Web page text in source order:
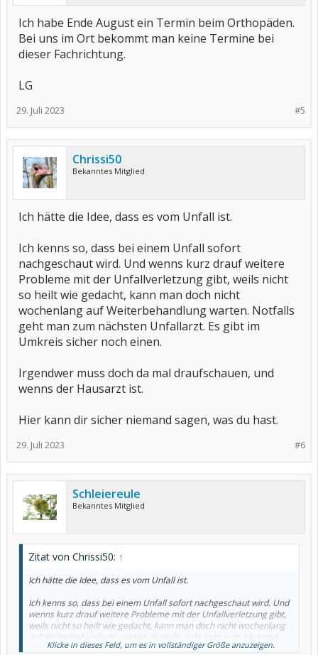
Ich habe Ende August ein Termin beim Orthopäden.
Bei uns im Ort bekommt man keine Termine bei
dieser Fachrichtung.
LG
#5
29. Juli 2023
Chrissi50
Bekanntes Mitglied
Ich hätte die Idee, dass es vom Unfall ist.
Ich kenns so, dass bei einem Unfall sofort
nachgeschaut wird. Und wenns kurz drauf weitere
Probleme mit der Unfallverletzung gibt, weils nicht
so heilt wie gedacht, kann man doch nicht
wochenlang auf Weiterbehandlung warten. Notfalls
geht man zum nächsten Unfallarzt. Es gibt im
Umkreis sicher noch einen.
Irgendwer muss doch da mal draufschauen, und
wenns der Hausarzt ist.
Hier kann dir sicher niemand sagen, was du hast.
#6
29. Juli 2023
Schleiereule
Bekanntes Mitglied
Zitat von Chrissi50: ↑
Ich hätte die Idee, dass es vom Unfall ist.
Ich kenns so, dass bei einem Unfall sofort nachgeschaut wird. Und
wenns kurz drauf weitere Probleme mit der Unfallverletzung gibt,
weils nicht so heilt wie gedacht, kann man doch nicht wochenlang
auf Weiterbehandlung warten. Notfalls geht man zum nächsten
Unfallarzt. Es gibt im Umkreis sicher noch einen.
Klicke in dieses Feld, um es in vollständiger Größe anzuzeigen.